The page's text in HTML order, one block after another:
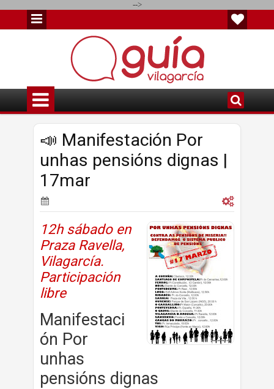
-->
📣 Manifestación Por
unhas pensións dignas |
17mar
12h sábado en
Praza Ravella,
Vilagarcía.
Participación
libre
Manifestaci
ón Por
unhas
pensións dignas